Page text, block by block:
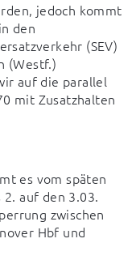
jedoch kommt
den
(SEV)
(Westf.)
auf die parallel
mit Zusatzhalten
es vom späten
auf den 3.03.
zwischen
Hbf und